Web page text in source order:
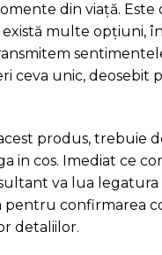
din viață. Este
multe opțiuni,
ceva unic, deosebit
produs, trebuie
in cos. Imediat ce
va lua legatura
pentru confirmarea
detaliilor.